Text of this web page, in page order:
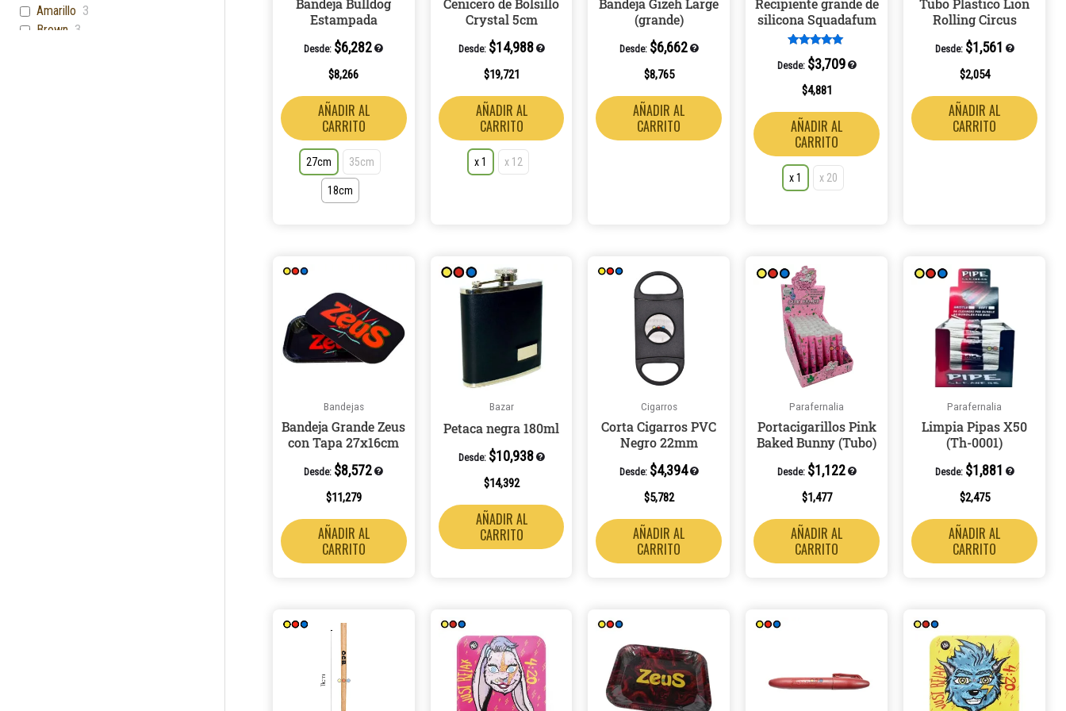
Amarillo 3
Brown 3
Bandeja Bulldog
Estampada
Desde: $6,282
$8,266
AÑADIR AL
CARRITO
de
producto
27cm 35cm
18cm
Cenicero de Bolsillo
Crystal 5cm
Desde: $14,988
$19,721
AÑADIR AL
CARRITO
pueden
de
producto
x 1 x 12
Bandeja Gizeh Large
(grande)
Desde: $6,662
$8,765
AÑADIR AL
CARRITO
Recipiente grande de
silicona Squadafum
Valorado en
5.00
Desde: $3,709
$4,881
AÑADIR AL
CARRITO
producto
x 1 x 20
Tubo Plástico Lion
Rolling Circus
Desde: $1,561
$2,054
AÑADIR AL
CARRITO
Bandejas
Bandeja Grande Zeus
con Tapa 27x16cm
Desde: $8,572
$11,279
AÑADIR AL
CARRITO
Bazar
Petaca negra 180ml
Desde: $10,938
$14,392
AÑADIR AL
CARRITO
Cigarros
Corta Cigarros PVC
Negro 22mm
Desde: $4,394
$5,782
AÑADIR AL
CARRITO
Parafernalia
Portacigarillos Pink
Baked Bunny (Tubo)
Desde: $1,122
$1,477
AÑADIR AL
CARRITO
Parafernalia
Limpia Pipas X50
(Th-0001)
Desde: $1,881
$2,475
AÑADIR AL
CARRITO